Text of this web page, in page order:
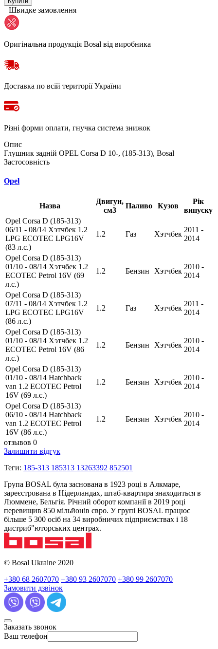
Швидке замовлення
Оригінальна продукція Bosal від виробника
Доставка по всій території України
Різні форми оплати, гнучка система знижок
Опис
Глушник задній OPEL Corsa D 10-, (185-313), Bosal
Застосовність
Opel
Назва
Двигун,
см3
Паливо Кузов
Рік
випуску
Opel Corsa D (185-313)
06/11 - 08/14 Хэтчбек 1.2
LPG ECOTEC LPG16V
(83 л.с.)
1.2 Газ Хэтчбек
2011 -
2014
Opel Corsa D (185-313)
01/10 - 08/14 Хэтчбек 1.2
ECOTEC Petrol 16V (69
л.с.)
1.2 Бензин Хэтчбек
2010 -
2014
Opel Corsa D (185-313)
07/11 - 08/14 Хэтчбек 1.2
LPG ECOTEC LPG16V
(86 л.с.)
1.2 Газ Хэтчбек
2011 -
2014
Opel Corsa D (185-313)
01/10 - 08/14 Хэтчбек 1.2
ECOTEC Petrol 16V (86
л.с.)
1.2 Бензин Хэтчбек
2010 -
2014
Opel Corsa D (185-313)
01/10 - 08/14 Hatchback
van 1.2 ECOTEC Petrol
16V (69 л.с.)
1.2 Бензин Хэтчбек
2010 -
2014
Opel Corsa D (185-313)
06/10 - 08/14 Hatchback
van 1.2 ECOTEC Petrol
16V (86 л.с.)
1.2 Бензин Хэтчбек
2010 -
2014
отзывов 0
Залишити відгук
Теги: 185-313 185313 13263392 852501
Група BOSAL була заснована в 1923 році в Алкмаре,
зареєстрована в Нідерландах, штаб-квартира знаходиться в
Люммене, Бельгія. Річний оборот компанії в 2019 році
перевищив 850 мільйонів євро. У групі BOSAL працює
більше 5 300 осіб на 34 виробничих підприємствах і 18
дистриб"юторських центрах.
© Bosal Ukraine 2020
+380 68 2607070 +380 93 2607070 +380 99 2607070
Замовити дзвінок
Заказать звонок
Ваш телефон